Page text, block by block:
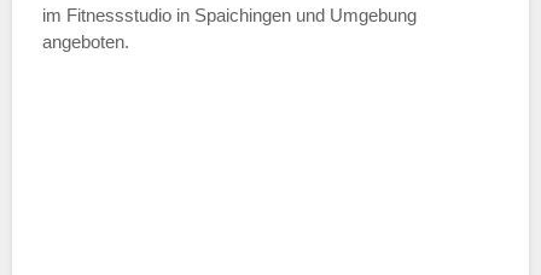
im Fitnessstudio in Spaichingen und Umgebung
angeboten.